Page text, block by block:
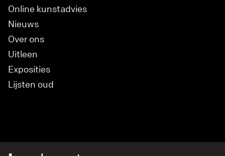
Online kunstadvies
Nieuws
Over ons
Uitleen
Exposities
Lijsten oud